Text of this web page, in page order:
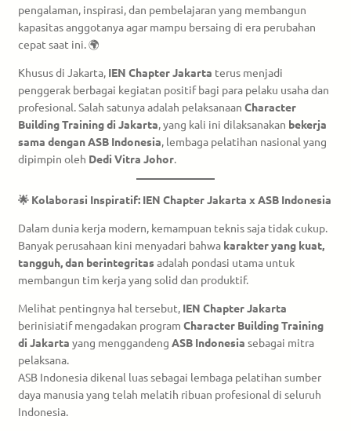
pengalaman, inspirasi, dan pembelajaran yang membangun
kapasitas anggotanya agar mampu bersaing di era perubahan
cepat saat ini. 🌍
Khusus di Jakarta, IEN Chapter Jakarta terus menjadi
penggerak berbagai kegiatan positif bagi para pelaku usaha dan
profesional. Salah satunya adalah pelaksanaan Character
Building Training di Jakarta, yang kali ini dilaksanakan bekerja
sama dengan ASB Indonesia, lembaga pelatihan nasional yang
dipimpin oleh Dedi Vitra Johor.
🌟 Kolaborasi Inspiratif: IEN Chapter Jakarta x ASB Indonesia
Dalam dunia kerja modern, kemampuan teknis saja tidak cukup.
Banyak perusahaan kini menyadari bahwa karakter yang kuat,
tangguh, dan berintegritasadalah pondasi utama untuk
membangun tim kerja yang solid dan produktif.
Melihat pentingnya hal tersebut, IEN Chapter Jakarta
berinisiatif mengadakan program Character Building Training
di Jakarta yang menggandeng ASB Indonesia sebagai mitra
pelaksana.
ASB Indonesia dikenal luas sebagai lembaga pelatihan sumber
daya manusia yang telah melatih ribuan profesional di seluruh
Indonesia.